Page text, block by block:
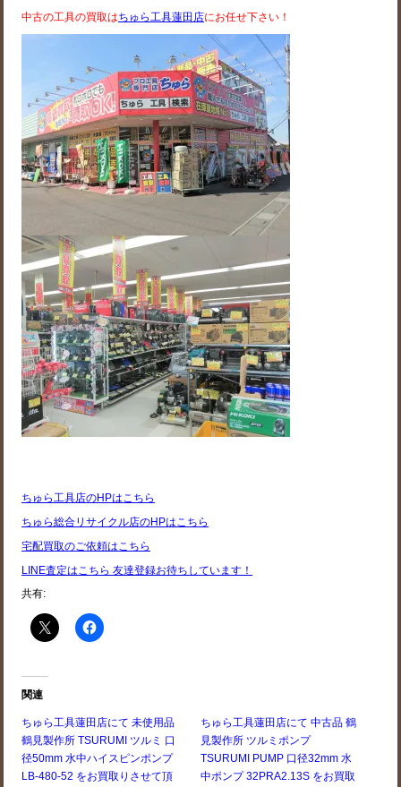
中古の工具の買取はちゅら工具蓮田店にお任せ下さい！
ちゅら工具店のHPはこちら
ちゅら総合リサイクル店のHPはこちら
宅配買取のご依頼はこちら
LINE査定はこちら 友達登録お待ちしています！
共有:
関連
ちゅら工具蓮田店にて 未使用品
鶴見製作所 TSURUMI ツルミ 口
径50mm 水中ハイスピンポンプ
LB-480-52 をお買取りさせて頂
ちゅら工具蓮田店にて 中古品 鶴
見製作所 ツルミポンプ
TSURUMI PUMP 口径32mm 水
中ポンプ 32PRA2.13S をお買取